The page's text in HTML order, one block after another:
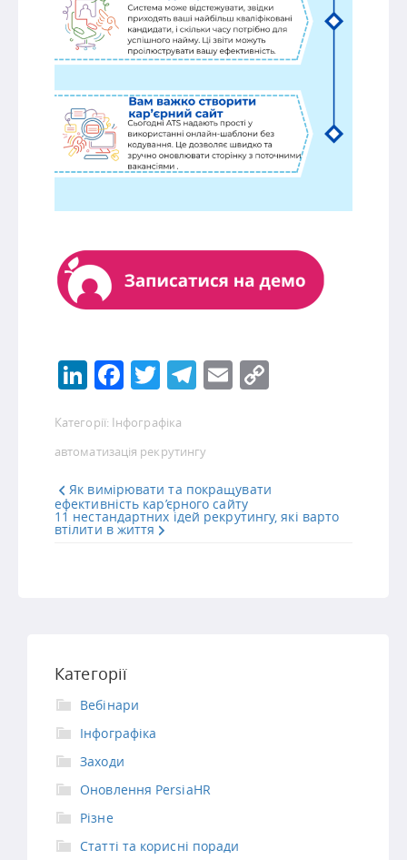
LinkedIn
Facebook
Twitter
Telegram
Email
Категорії: Інфографіка
автоматизація рекрутингу
Як вимірювати та покращувати
ефективність кар’єрного сайту
11 нестандартних ідей рекрутингу, які варто
втілити в життя
Категорії
Вебінари
Інфографіка
Заходи
Оновлення PersiaHR
Різне
Статті та корисні поради